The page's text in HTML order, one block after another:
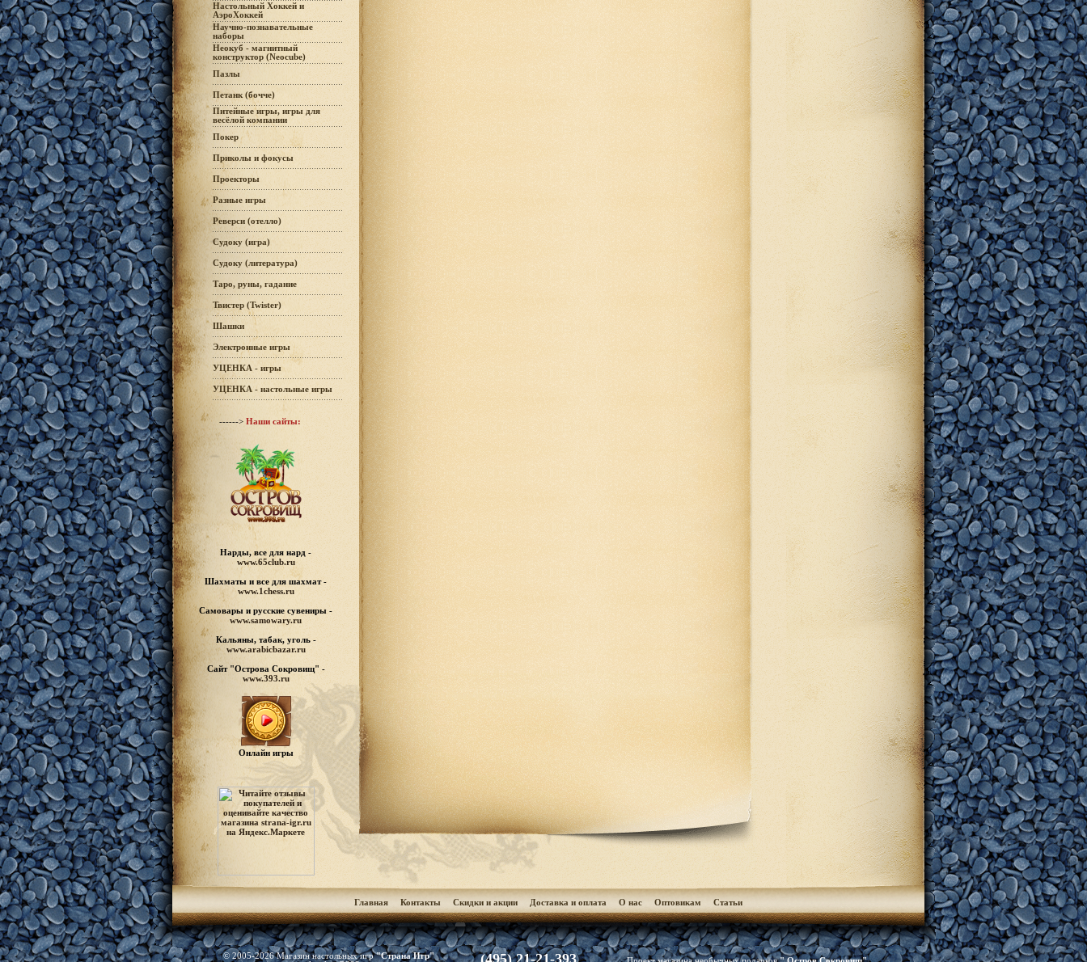
Настольный Хоккей и
АэроХоккей
Научно-познавательные
наборы
Неокуб - магнитный
конструктор (Neocube)
Пазлы
Петанк (бочче)
Питейные игры, игры для
весёлой компании
Покер
Приколы и фокусы
Проекторы
Разные игры
Реверси (отелло)
Судоку (игра)
Судоку (литература)
Таро, руны, гадание
Твистер (Twister)
Шашки
Электронные игры
УЦЕНКА - игры
УЦЕНКА - настольные игры
------> Наши сайты:
Нарды, все для нард -
www.65club.ru
Шахматы и все для шахмат -
www.1chess.ru
Самовары и русские сувениры -
www.samowary.ru
Кальяны, табак, уголь -
www.arabicbazar.ru
Сайт "Острова Сокровищ" -
www.393.ru
Онлайн игры
Главная Контакты Скидки и акции Доставка и оплата О нас Оптовикам Cтатьи
© 2005-2026 Магазин настольных игр"Страна Игр"
(495) 21-21-393